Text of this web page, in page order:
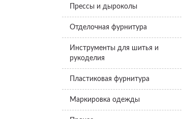
Прессы и дыроколы
Отделочная фурнитура
Инструменты для шитья и
рукоделия
Пластиковая фурнитура
Маркировка одежды